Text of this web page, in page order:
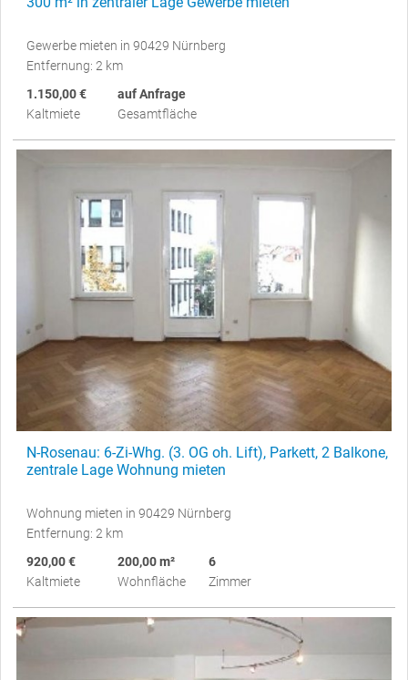
Gewerbe mieten in 90429 Nürnberg
Entfernung: 2 km
1.150,00 €
Kaltmiete
auf Anfrage
Gesamtfläche
N-Rosenau: 6-Zi-Whg. (3. OG oh. Lift), Parkett, 2 Balkone,
zentrale Lage Wohnung mieten
Wohnung mieten in 90429 Nürnberg
Entfernung: 2 km
920,00 €
Kaltmiete
200,00 m²
Wohnfläche
6
Zimmer